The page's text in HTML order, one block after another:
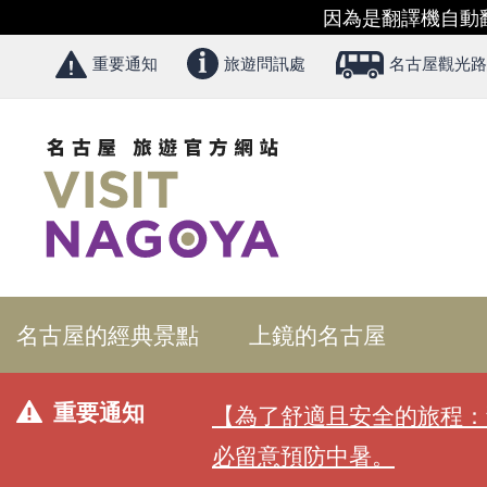
因為是翻譯機自動
重要通知 旅遊問訊處 名古屋觀光
名古屋的經典景點 上鏡的名古屋
重要通知
【為了舒適且安全的旅程
必留意預防中暑。